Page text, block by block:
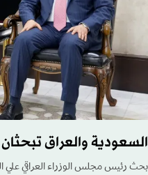
السعودية والعراق تبحثان
بحث رئيس مجلس الوزراء العراقي علي